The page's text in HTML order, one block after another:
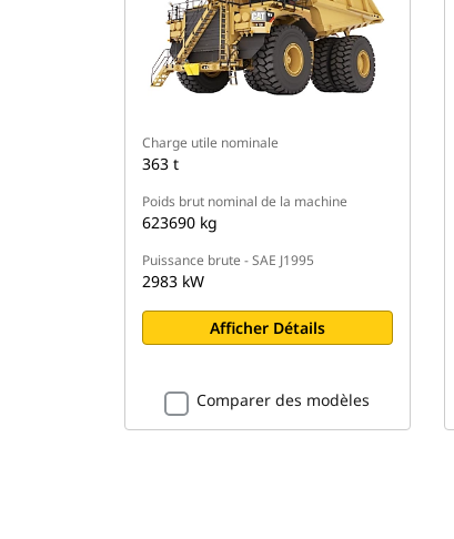
Charge utile nominale
363 t
Poids brut nominal de la machine
623690 kg
Puissance brute - SAE J1995
2983 kW
Afficher Détails
Comparer des modèles